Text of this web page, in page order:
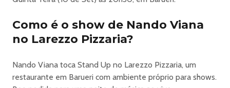
Como é o show de Nando Viana
no Larezzo Pizzaria?
Nando Viana toca Stand Up no Larezzo Pizzaria, um
restaurante em Barueri com ambiente próprio para shows.